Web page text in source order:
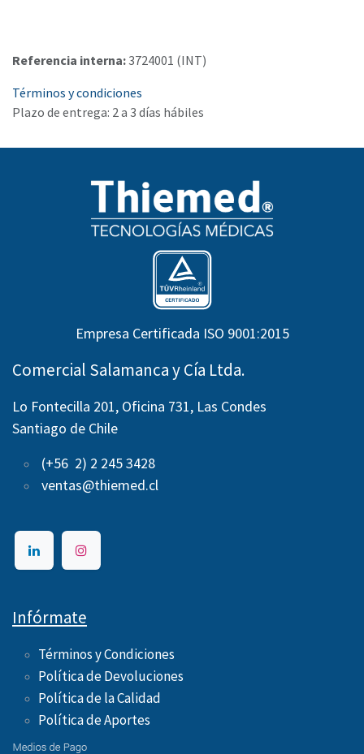
Referencia interna:3724001 (INT)
Términos y condiciones
Plazo de entrega: 2 a 3 días hábiles
Empresa Certificada ISO 9001:2015
Comercial Salamanca y Cía Ltda.
Lo Fontecilla 201, Oficina 731, Las Condes
Santiago de Chile
(+56 2) 2 245 3428
ventas@thiemed.cl
Infórmate
Términos y Condiciones
Política de Devoluciones
Política de la Calidad
Política de Aportes ​